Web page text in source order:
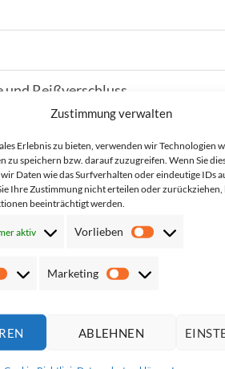
Zustimmung verwalten
Erlebnis zu bieten, verwenden wir Technologien
zu speichern bzw. darauf zuzugreifen. Wenn Sie
Daten wie das Surfverhalten oder eindeutige IDs
Ihre Zustimmung nicht erteilen oder
beeinträchtigt werden.
aktiv Vorlieben
Vorlieben
Statistiken
Marketing
Marketing
ABLEHNEN
Reißverschluss
eine geringe Gebühr Samples an,
testen.